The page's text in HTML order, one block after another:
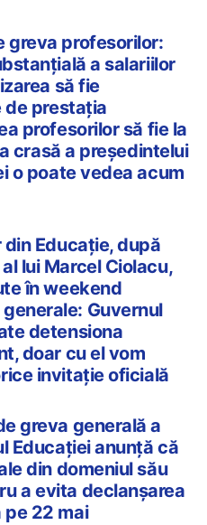
greva profesorilor:
a salariilor
să fie
prestația
profesorilor să fie la
crasă a președintelui
o poate vedea acum
Educație, după
lui Marcel Ciolacu,
în weekend
Guvernul
detensiona
doar cu el vom
invitație oficială
greva generală a
Educației anunță că
din domeniul său
a evita declanșarea
22 mai